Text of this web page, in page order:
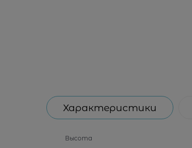
Характеристики
Высота